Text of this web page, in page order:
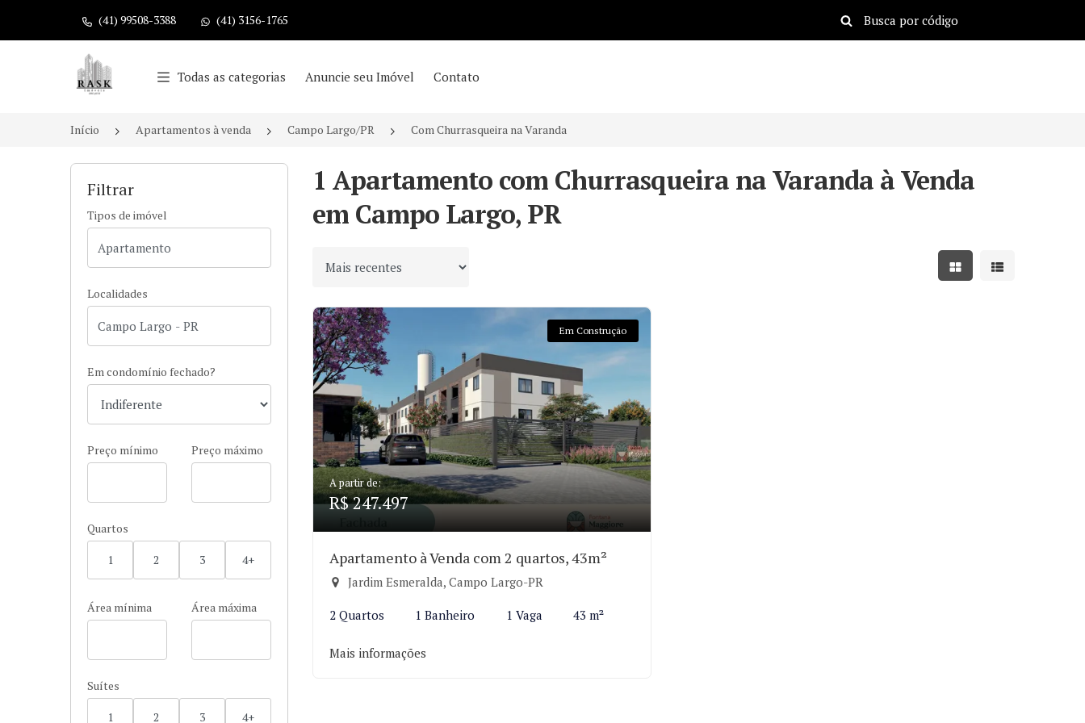
(41) 99508-3388 (41) 3156-1765
Página inicial
Todas as categorias Anuncie seu Imóvel Contato
Início Apartamentos à venda Campo Largo/PR Com Churrasqueira na Varanda
Filtrar
Tipos de imóvel
Localidades
Em condomínio fechado?
Preço mínimo Preço máximo
Quartos
1 2 3 4+
Área mínima Área máxima
Suítes
1 2 3 4+
1 Apartamento com Churrasqueira na Varanda à Venda
em Campo Largo, PR
Ordenar por Mostrar resultados em
Mostrar
Em Construção
A partir de:
R$ 247.497
Apartamento à Venda com 2 quartos, 43m²
Jardim Esmeralda, Campo Largo-PR
2 Quartos 1 Banheiro 1 Vaga 43 m²
Mais informações